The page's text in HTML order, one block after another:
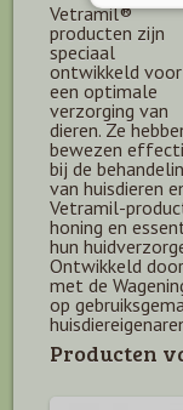
Vetramil®
producten zijn
speciaal
ontwikkeld voor
een optimale
verzorging van
dieren. Ze
bewezen
bij de
van huisdieren
Vetramil-
honing en
hun
Ontwikkeld
met de
op
Producten